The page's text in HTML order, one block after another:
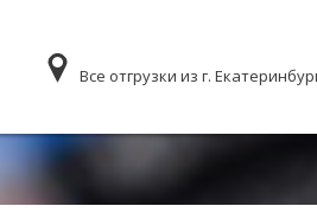
Все отгрузки из г.